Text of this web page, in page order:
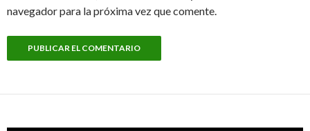
navegador para la próxima vez que comente.